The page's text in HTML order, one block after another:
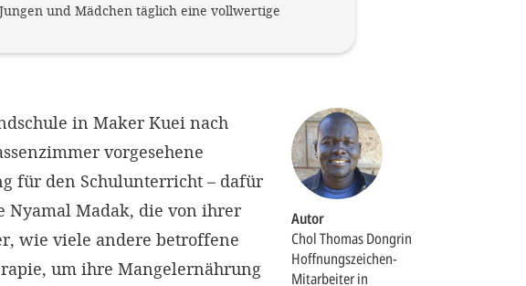
und Mädchen täglich eine vollwertige
Autor
Chol Thomas Dongrin
Hoffnungszeichen-
Mitarbeiter in
in Maker Kuei nach
vorgesehene
für den Schulunterricht – dafür
Madak, die von ihrer
wie viele andere betroffene
um ihre Mangelernährung